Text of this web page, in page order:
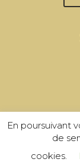
by
En poursuivant
de
cookies.